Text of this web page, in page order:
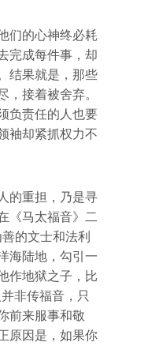
们的心神终必耗
完成每件事，却
结果就是，那些
，接着被舍弃。
负责任的人也要
袖却紧抓权力不
的重担，乃是寻
《马太福音》二
的文士和法利
海陆地，勾引一
作地狱之子，比
非传福音，只
前来服事和敬
原因是，如果你